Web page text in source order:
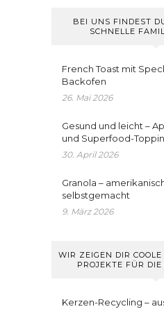
BEI UNS FINDEST
SCHNELLE
French Toast mit
Backofen
26. Mai 2026
Gesund und leicht –
und Superfood-
30. April 2026
Granola –
selbstgemacht
9. März 2026
WIR ZEIGEN DIR
PROJEKTE FÜR
Kerzen-Recycling –